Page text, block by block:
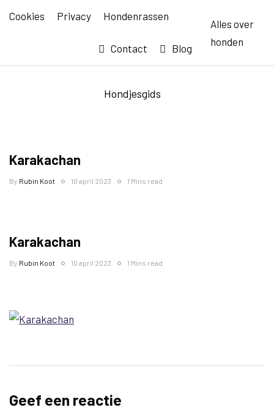
Cookies Privacy Hondenrassen
Blog
Contact
Alles over
honden
Hondjesgids
Karakachan
By Rubin Koot 10 april 2023 1 Mins read
Karakachan
By Rubin Koot 10 april 2023 1 Mins read
Geef een reactie